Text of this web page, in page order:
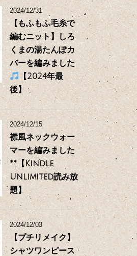
2024/12/31
【もふもふ毛糸で
編むニット】しろ
くまの湯たんぽカ
バーを編みました
【2024年最
後】
2024/12/15
襟風ネックウォー
マーを編みました
**【Kindle
Unlimited読み放
題】
2024/12/03
【プチリメイク】
シャツワンピース